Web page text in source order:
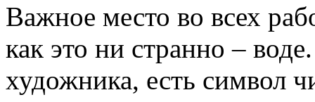
Важное место во всех
как это ни странно –
художника, есть символ